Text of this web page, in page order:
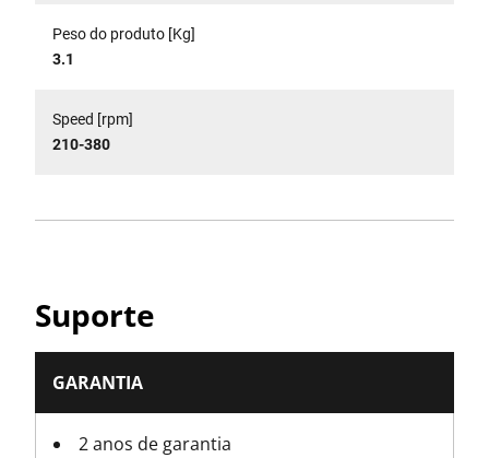
Peso do produto [Kg]
3.1
Speed [rpm]
210-380
Suporte
GARANTIA
2 anos de garantia